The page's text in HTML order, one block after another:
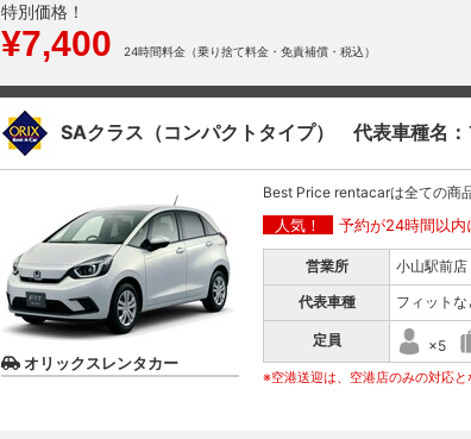
特別価格！
¥7,400 24時間料金（乗り捨て料金・免責補償・税込）
SAクラス（コンパクトタイプ） 代表車種名：
オリックスレンタカー
Best Price rentacarは全ての商
人気！ 予約が24時間以内
営業所
小山駅前店
代表車種
フィットな
定員 ×5
※空港送迎は、空港店のみの対応と